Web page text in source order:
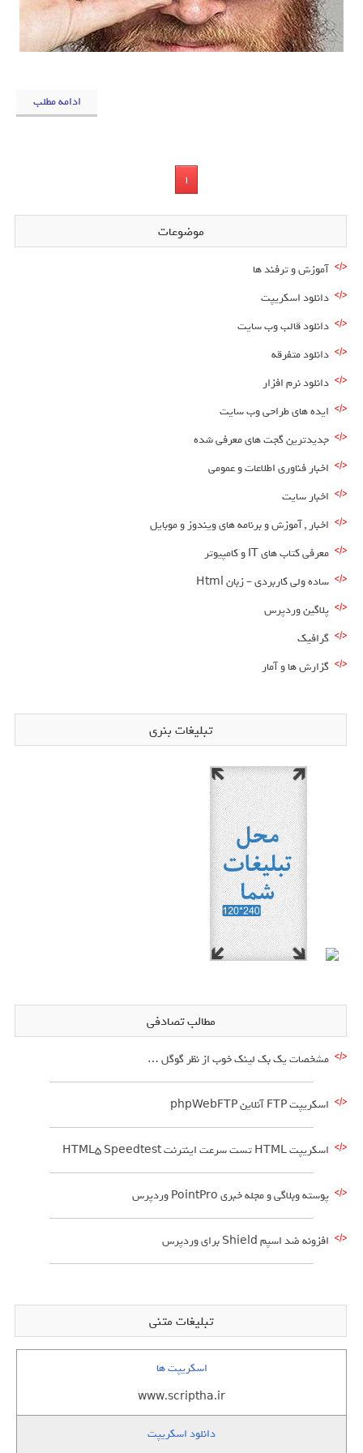
ادامه مطلب
1
موضوعات
آموزش و ترفند ها
دانلود اسکریپت
دانلود قالب وب سایت
دانلود متفرقه
دانلود نرم افزار
ایده های طراحی وب سایت
جدیدترین گجت های معرفی شده
اخبار فناوری اطلاعات و عمومی
اخبار سایت
اخبار , آموزش و برنامه های ویندوز و موبایل
معرفی کتاب های IT و کامپیوتر
ساده ولی کاربردی – زبان Html
پلاگین وردپرس
گرافیک
گزارش ها و آمار
تبلیغات بنری
مطالب تصادفی
مشخصات یک بک لینک خوب از نظر گوگل …
اسکریپت FTP آنلاین phpWebFTP
اسکریپت HTML تست سرعت اینترنت HTML5 Speedtest
پوسته وبلاگی و مجله خبری PointPro وردپرس
افزونه ضد اسپم Shield برای وردپرس
تبلیغات متنی
اسکریپت ها
www.scriptha.ir
دانلود اسکریپت